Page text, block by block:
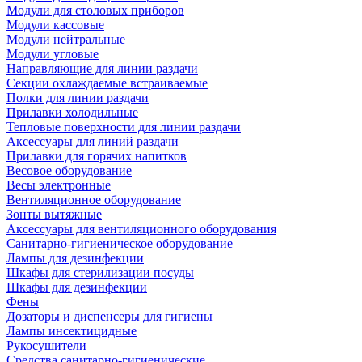
Модули для столовых приборов
Модули кассовые
Модули нейтральные
Модули угловые
Направляющие для линии раздачи
Секции охлаждаемые встраиваемые
Полки для линии раздачи
Прилавки холодильные
Тепловые поверхности для линии раздачи
Аксессуары для линий раздачи
Прилавки для горячих напитков
Весовое оборудование
Весы электронные
Вентиляционное оборудование
Зонты вытяжные
Аксессуары для вентиляционного оборудования
Санитарно-гигиеническое оборудование
Лампы для дезинфекции
Шкафы для стерилизации посуды
Шкафы для дезинфекции
Фены
Дозаторы и диспенсеры для гигиены
Лампы инсектицидные
Рукосушители